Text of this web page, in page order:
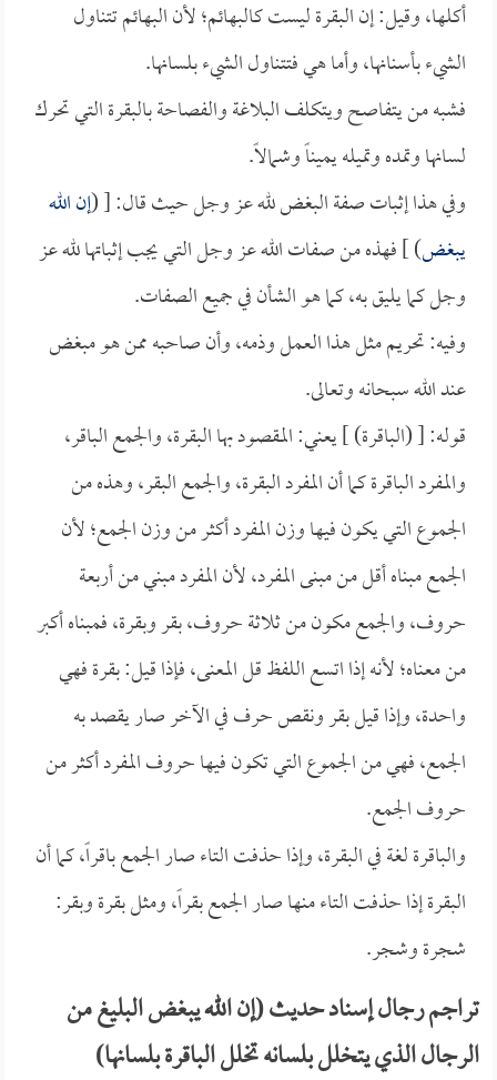
أكلها، وقيل: إن البقرة ليست كالبهائم؛ لأن البهائم تتناول
الشيء بأسنانها، وأما هي فتتناول الشيء بلسانها.
فشبه من يتفاصح ويتكلف البلاغة والفصاحة بالبقرة التي تحرك
لسانها وتمده وتميله يميناً وشمالاً.
وفي هذا إثبات صفة البغض لله عز وجل حيث قال: [ (إن الله
يبغض) ] فهذه من صفات الله عز وجل التي يجب إثباتها لله عز
وجل كما يليق به، كما هو الشأن في جميع الصفات.
وفيه: تحريم مثل هذا العمل وذمه، وأن صاحبه ممن هو مبغض
عند الله سبحانه وتعالى.
قوله: [ (الباقرة) ] يعني: المقصود بها البقرة، والجمع الباقر،
والمفرد الباقرة كما أن المفرد البقرة، والجمع البقر، وهذه من
الجموع التي يكون فيها وزن المفرد أكثر من وزن الجمع؛ لأن
الجمع مبناه أقل من مبنى المفرد، لأن المفرد مبني من أربعة
حروف، والجمع مكون من ثلاثة حروف، بقر وبقرة، فمبناه أكبر
من معناه؛ لأنه إذا اتسع اللفظ قل المعنى، فإذا قيل: بقرة فهي
واحدة، وإذا قيل بقر ونقص حرف في الآخر صار يقصد به
الجمع، فهي من الجموع التي تكون فيها حروف المفرد أكثر من
حروف الجمع.
والباقرة لغة في البقرة، وإذا حذفت التاء صار الجمع باقراً، كما أن
البقرة إذا حذفت التاء منها صار الجمع بقراً، ومثل بقرة وبقر:
شجرة وشجر.
تراجم رجال إسناد حديث (إن الله يبغض البليغ من
الرجال الذي يتخلل بلسانه تخلل الباقرة بلسانها)